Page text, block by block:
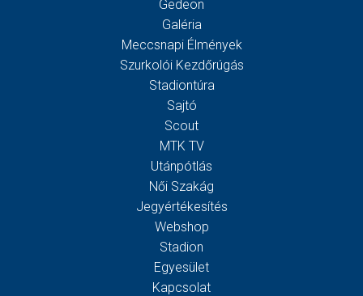
Gedeon
Galéria
Meccsnapi Élmények
Szurkolói Kezdőrúgás
Stadiontúra
Sajtó
Scout
MTK TV
Utánpótlás
Női Szakág
Jegyértékesítés
Webshop
Stadion
Egyesület
Kapcsolat